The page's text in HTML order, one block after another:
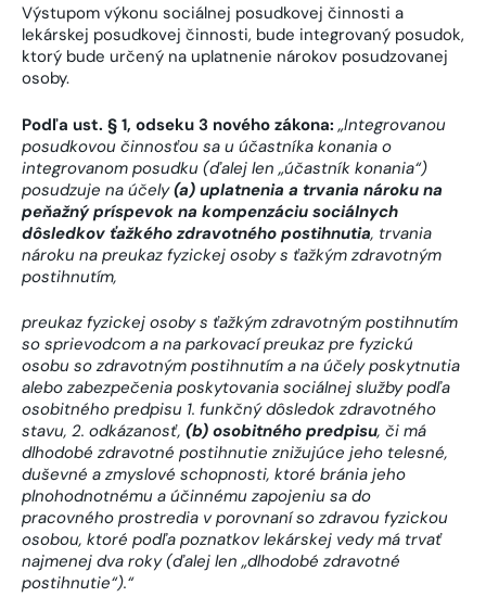
Výstupom výkonu sociálnej posudkovej činnosti a
lekárskej posudkovej činnosti, bude integrovaný posudok,
ktorý bude určený na uplatnenie nárokov posudzovanej
osoby.
Podľa ust. § 1, odseku 3 nového zákona: „Integrovanou
posudkovou činnosťou sa u účastníka konania o
integrovanom posudku (ďalej len „účastník konania“)
posudzuje na účely(a) uplatnenia a trvania nároku na
peňažný príspevok na kompenzáciu sociálnych
dôsledkov ťažkého zdravotného postihnutia, trvania
nároku na preukaz fyzickej osoby s ťažkým zdravotným
postihnutím,
preukaz fyzickej osoby s ťažkým zdravotným postihnutím
so sprievodcom a na parkovací preukaz pre fyzickú
osobu so zdravotným postihnutím a na účely poskytnutia
alebo zabezpečenia poskytovania sociálnej služby podľa
osobitného predpisu 1. funkčný dôsledok zdravotného
stavu, 2. odkázanosť, (b) osobitného predpisu, či má
dlhodobé zdravotné postihnutie znižujúce jeho telesné,
duševné a zmyslové schopnosti, ktoré bránia jeho
plnohodnotnému a účinnému zapojeniu sa do
pracovného prostredia v porovnaní so zdravou fyzickou
osobou, ktoré podľa poznatkov lekárskej vedy má trvať
najmenej dva roky (ďalej len „dlhodobé zdravotné
postihnutie“).“